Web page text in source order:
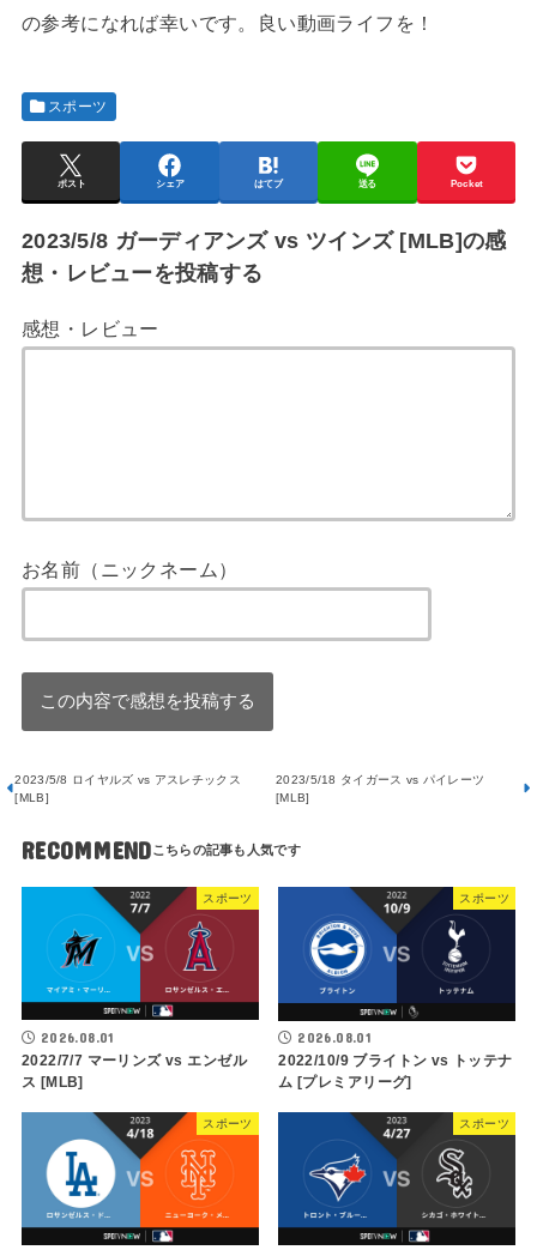
の参考になれば幸いです。良い動画ライフを！
スポーツ
ポスト シェア はてブ 送る Pocket
2023/5/8 ガーディアンズ vs ツインズ [MLB]の感
想・レビューを投稿する
感想・レビュー
お名前（ニックネーム）
2023/5/8 ロイヤルズ vs アスレチックス
[MLB]
2023/5/18 タイガース vs パイレーツ
[MLB]
RECOMMEND
スポーツ
2026.08.01
2022/7/7 マーリンズ vs エンゼル
ス [MLB]
スポーツ
2026.08.01
2022/10/9 ブライトン vs トッテナ
ム [プレミアリーグ]
スポーツ スポーツ